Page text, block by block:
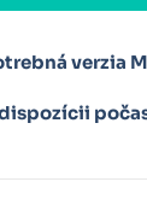
Réžia v
verzia
počas